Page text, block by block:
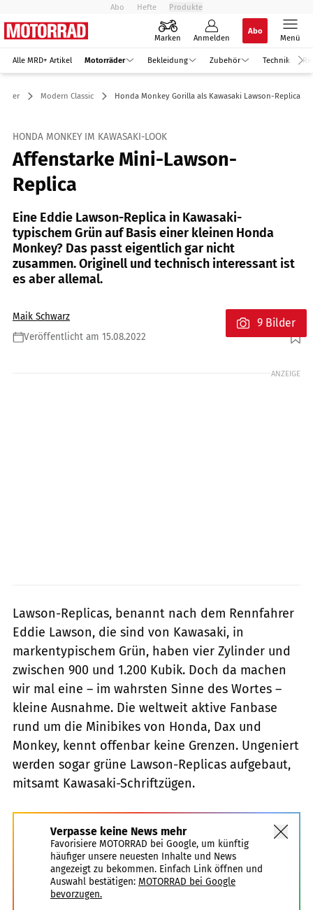
Abo Hefte Produkte
Marken Anmelden
Abo
Menü
Alle MRD+ Artikel Motorräder Bekleidung Zubehör Technik
Modern Classic Honda Monkey Gorilla als Kawasaki Lawson-Replica
HONDA MONKEY IM KAWASAKI-LOOK
Affenstarke Mini-Lawson-
Replica
Eine Eddie Lawson-Replica in Kawasaki-
typischem Grün auf Basis einer kleinen Honda
Monkey? Das passt eigentlich gar nicht
zusammen. Originell und technisch interessant ist
es aber allemal.
Maik Schwarz
Veröffentlicht am 15.08.2022
Foto: minibikepassion.fr
9 Bilder
ANZEIGE
Lawson-Replicas, benannt nach dem Rennfahrer
Eddie Lawson, die sind von Kawasaki, in
markentypischem Grün, haben vier Zylinder und
zwischen 900 und 1.200 Kubik. Doch da machen
wir mal eine – im wahrsten Sinne des Wortes –
kleine Ausnahme. Die weltweit aktive Fanbase
rund um die Minibikes von Honda, Dax und
Monkey, kennt offenbar keine Grenzen. Ungeniert
werden sogar grüne Lawson-Replicas aufgebaut,
mitsamt Kawasaki-Schriftzügen.
Verpasse keine News mehr
Favorisiere MOTORRAD bei Google, um künftig
häufiger unsere neuesten Inhalte und News
angezeigt zu bekommen. Einfach Link öffnen und
Auswahl bestätigen: MOTORRAD bei Google
bevorzugen.